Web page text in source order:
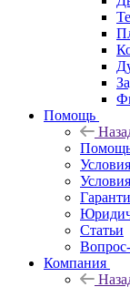
Помощь
Статьи
Компания